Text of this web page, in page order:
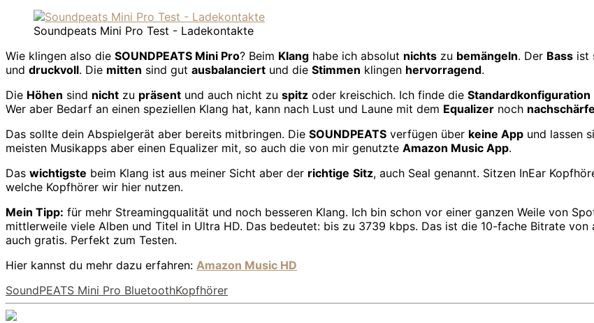
Soundpeats Mini Pro Test - Ladekontakte
Wie klingen also die SOUNDPEATS Mini Pro? Beim Klang habe ich absolut nichts zu bemängeln. Der Bass ist
und druckvoll. Die mitten sind gut ausbalanciert und die Stimmen klingen hervorragend.
Die Höhen sind nicht zu präsent und auch nicht zu spitz oder kreischich. Ich finde die Standardkonfiguration
Wer aber Bedarf an einen speziellen Klang hat, kann nach Lust und Laune mit dem Equalizer noch
Das sollte dein Abspielgerät aber bereits mitbringen. Die SOUNDPEATS verfügen über keine App und lassen
meisten Musikapps aber einen Equalizer mit, so auch die von mir genutzte Amazon Music App.
Das wichtigste beim Klang ist aus meiner Sicht aber der richtige Sitz, auch Seal genannt. Sitzen InEar
welche Kopfhörer wir hier nutzen.
Mein Tipp: für mehr Streamingqualität und noch besseren Klang. Ich bin schon vor einer ganzen Weile von
mittlerweile viele Alben und Titel in Ultra HD. Das bedeutet: bis zu 3739 kbps. Das ist die 10-fache Bitrate
auch gratis. Perfekt zum Testen.
Hier kannst du mehr dazu erfahren: Amazon Music HD
SoundPEATS Mini Pro BluetoothKopfhörer